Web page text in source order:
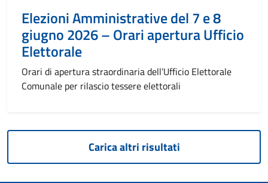
Elezioni Amministrative del 7 e 8
giugno 2026 – Orari apertura Ufficio
Elettorale
Orari di apertura straordinaria dell’Ufficio Elettorale
Comunale per rilascio tessere elettorali
Carica altri risultati